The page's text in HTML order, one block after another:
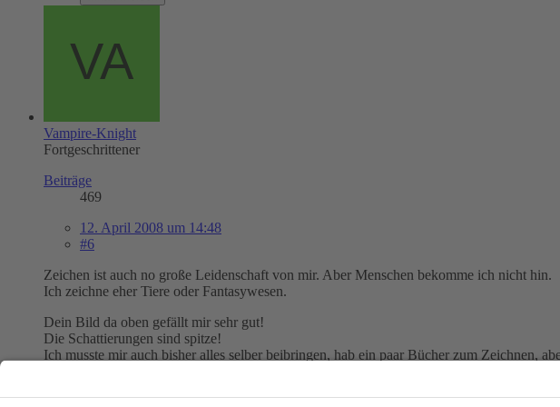
Vampire-Knight
Fortgeschrittener
Beiträge
469
12. April 2008 um 14:48
#6
Zeichen ist auch no große Leidenschaft von mir. Aber Menschen bekomme ich nicht hin.
Ich zeichne eher Tiere oder Fantasywesen.
Dein Bild da oben gefällt mir sehr gut!
Die Schattierungen sind spitze!
Ich musste mir auch bisher alles selber beibringen, hab ein paar Bücher zum Zeichnen,
Ist aber eigentlich auch in meinem Profil verlinkt